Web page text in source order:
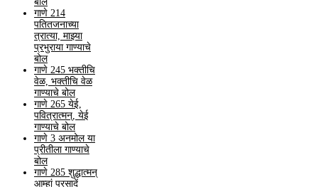
गाणे 214
पतितजनाच्या
त्रात्या, माझ्या
प्रभुराया गाण्याचे
बोल
गाणे 245 भक्तीचि
वेळ, भक्तीचि वेळ
गाण्याचे बोल
गाणे 265 येई,
पवित्रात्मन्, येई
गाण्याचे बोल
गाणे 3 अनमोल या
प्रीतीला गाण्याचे
बोल
गाणे 285 शुद्धात्मन्
आम्हां प्रसादें